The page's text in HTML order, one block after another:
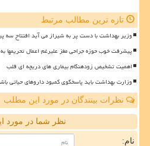
تازه ترین مطالب مرتبط
وزیر بهداشت با دست پر به شیراز می آید افتتاح سه
پیشرفت خوب حوزه جراحی مغز علیرغم اعمال تحریمها به
اهمیت تشخیص زودهنگام بیماری های دریچه ای قلب
وزارت بهداشت باید پاسخگوی کمبود داروهای حیاتی
نظرات بینندگان در مورد این مطلب
نظر شما در مورد
نام: